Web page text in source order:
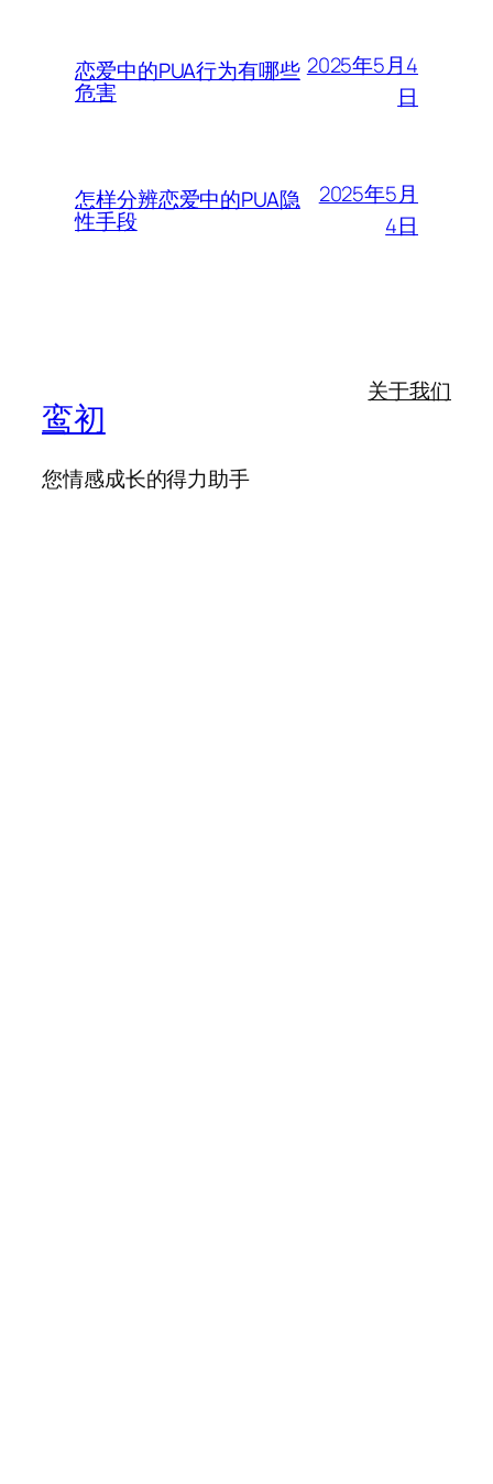
恋爱中的PUA行为有哪些
危害
2025年5月4
日
怎样分辨恋爱中的PUA隐
性手段
2025年5月
4日
鸾初
您情感成长的得力助手
关于我们